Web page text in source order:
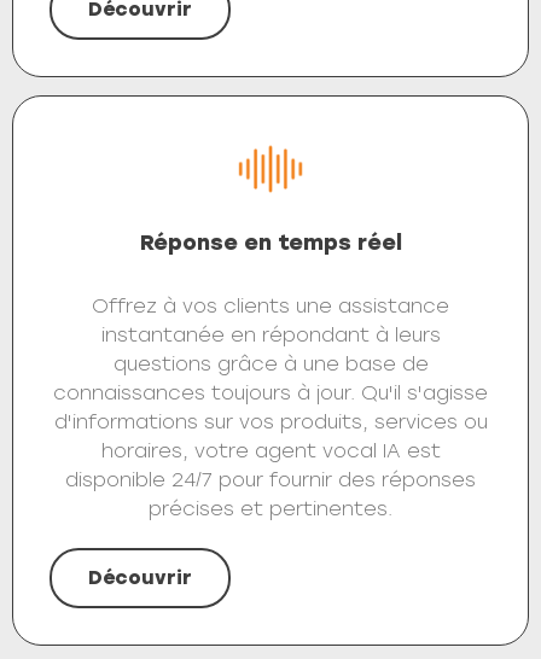
Découvrir
Réponse en temps réel
Offrez à vos clients une assistance
instantanée en répondant à leurs
questions grâce à une base de
connaissances toujours à jour. Qu'il s'agisse
d'informations sur vos produits, services ou
horaires, votre agent vocal IA est
disponible 24/7 pour fournir des réponses
précises et pertinentes.
Découvrir